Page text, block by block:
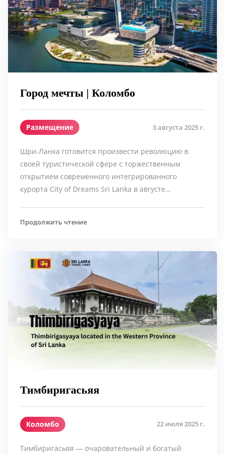
Город мечты | Коломбо
Размещение 3 августа 2025 г.
Шри-Ланка готовится произвести революцию в
своей туристической сфере с торжественным
открытием современного интегрированного
курорта City of Dreams Sri Lanka в августе…
Продолжить чтение
Тимбиригасьяя
Коломбо 22 июля 2025 г.
Тимбиригасьяя — очаровательный и богатый